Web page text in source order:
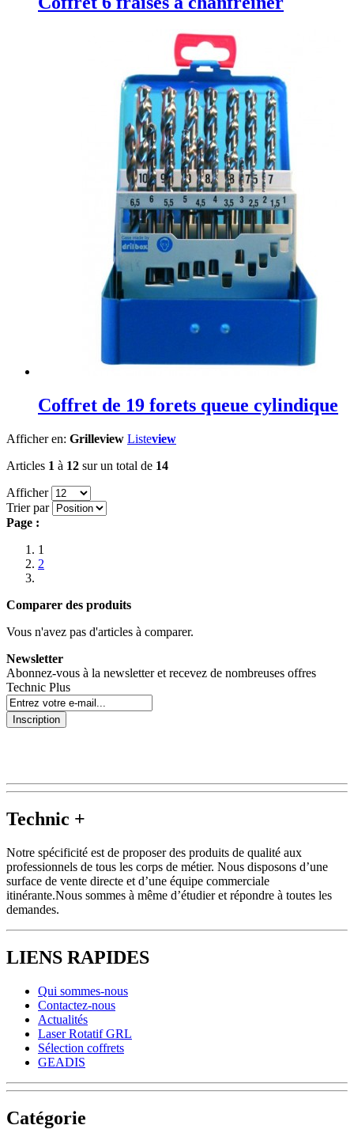
Coffret de 19 forets queue cylindique
Afficher en: Grilleview Listeview
Articles 1 à 12 sur un total de 14
Afficher
Trier par
Page :
1
2
Comparer des produits
Vous n'avez pas d'articles à comparer.
Newsletter
Abonnez-vous à la newsletter et recevez de nombreuses offres
Technic Plus
Inscription
Technic +
Notre spécificité est de proposer des produits de qualité aux
professionnels de tous les corps de métier. Nous disposons d’une
surface de vente directe et d’une équipe commerciale
itinérante.Nous sommes à même d’étudier et répondre à toutes les
demandes.
LIENS RAPIDES
Qui sommes-nous
Contactez-nous
Actualités
Laser Rotatif GRL
Sélection coffrets
GEADIS
Catégorie